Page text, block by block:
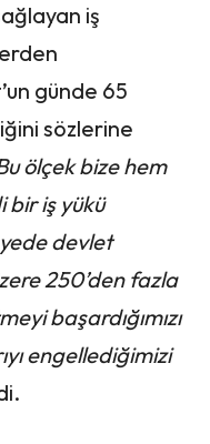
iş
günde 65
sözlerine
ölçek bize hem
bir iş yükü
devlet
250’den fazla
başardığımızı
engellediğimizi